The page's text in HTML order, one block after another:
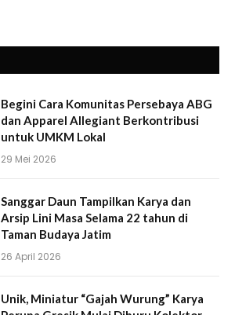
Begini Cara Komunitas Persebaya ABG
dan Apparel Allegiant Berkontribusi
untuk UMKM Lokal
29 Mei 2026
Sanggar Daun Tampilkan Karya dan
Arsip Lini Masa Selama 22 tahun di
Taman Budaya Jatim
26 April 2026
Unik, Miniatur “Gajah Wurung” Karya